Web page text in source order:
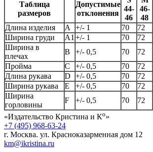
Таблица
размеров
Допустимые
отклонения
44-
46
46-
48
Длина изделия
А +/- 1 70 72
Ширина груди
А1 +/- 1 70 72
Ширина в
плечах
B +/- 0,5 70 72
Пройма
C +/- 0,5 70 72
Длина рукава
D +/- 0,5 70 72
Ширина рукава
E +/- 0,5 70 72
Ширина
горловины
F +/- 0,5 70 72
«Издательство Кристина и Ко»
+7 (495) 968-63-24
г. Москва. ул. Красноказарменная дом 12
km@ikristina.ru